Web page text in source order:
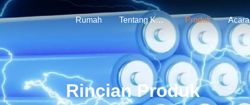
Rumah Tentang Kami Produk Acara
Rincian Produk